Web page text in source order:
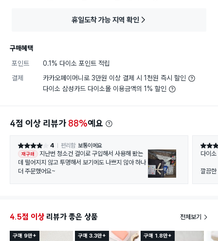
휴일도착 가능 지역 확인
구매혜택
포인트
0.1% 다이소 포인트 적립
결제
카카오페이머니로 3만원 이상 결제 시 1천원 즉시 할인
다이소 삼성카드 다이소몰 이용금액의 1% 할인
4점 이상 리뷰가 88%예요
별점 4점 4 편리함 보통이에요
재구매
지난번 청소건 걸이로 구입해서 사용해 봤는
데 떨어지지 않고 투명해서 보기에도 나쁘지 않아 하나
더 주문했어요~
별점 5
다이
깔끔한
발라서
만족스
4.5점 이상 리뷰가 좋은 상품 전체보기
구매 9만+ 구매 3.3만+ 구매 1.8만+